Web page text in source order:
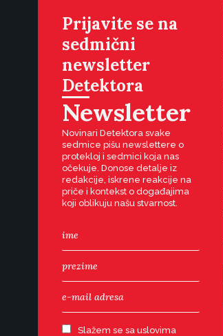
Prijavite se na
sedmični
newsletter
Detektora
Newsletter
Novinari Detektora svake
sedmice pišu newslettere o
protekloj i sedmici koja nas
očekuje. Donose detalje iz
redakcije, iskrene reakcije na
priče i kontekst o događajima
koji oblikuju našu stvarnost.
Slažem se sa uslovima